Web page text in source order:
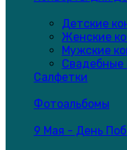
Детские
Женские
Мужские
Свадебные
Салфетки
Фотоальбомы
9 Мая - День